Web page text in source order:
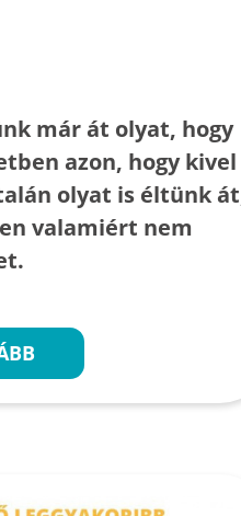
már át olyat, hogy
azon, hogy kivel
olyat is éltünk
valamiért nem